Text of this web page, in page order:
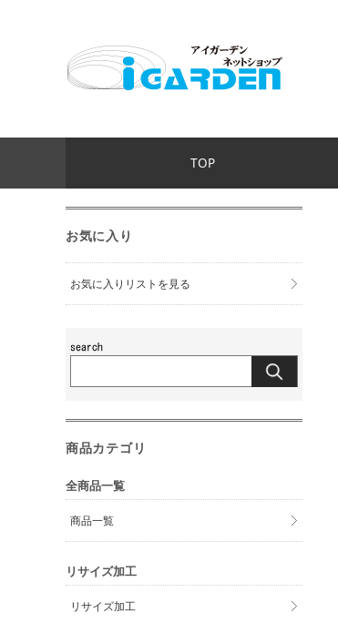
TOP
お気に入り
お気に入りリストを見る
商品カテゴリ
全商品一覧
商品一覧
リサイズ加工
リサイズ加工